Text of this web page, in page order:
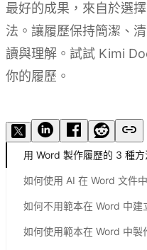
最好的成果，來自於選
法。讓履歷保持簡潔、
讀與理解。試試 Kimi
你的履歷。
用 Word 製作履歷的 3 種
如何使用 AI 在 Word 文件
如何不用範本在 Word 中建
如何使用範本在 Word 中製